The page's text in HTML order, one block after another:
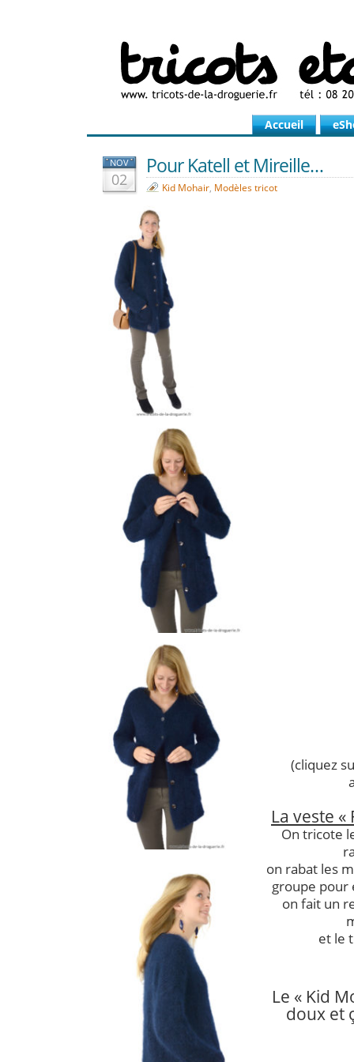
Accueil
NOV
02
Pour Katell et Mireille…
Kid Mohair, Modèles tricot
(cliquez
La veste «
On tricote
on rabat les
groupe pour
on fait un
et le
Le « Kid
doux et